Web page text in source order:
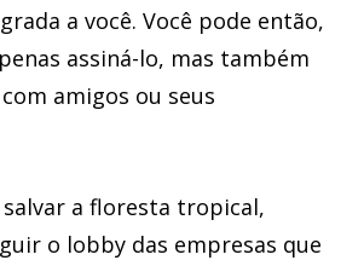
a você. Você pode então,
assiná-lo, mas também
amigos ou seus
a floresta tropical,
o lobby das empresas que